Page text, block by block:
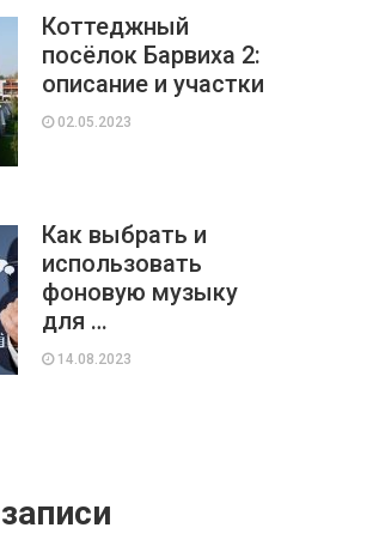
Коттеджный
посёлок Барвиха 2:
описание и участки
02.05.2023
Как выбрать и
использовать
фоновую музыку
для …
14.08.2023